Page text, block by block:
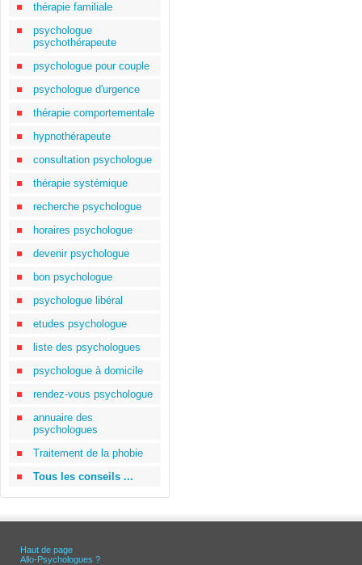
thérapie familiale
psychologue
psychothérapeute
psychologue pour couple
psychologue d'urgence
thérapie comportementale
hypnothérapeute
consultation psychologue
thérapie systémique
recherche psychologue
horaires psychologue
devenir psychologue
bon psychologue
psychologue libéral
etudes psychologue
liste des psychologues
psychologue à domicile
rendez-vous psychologue
annuaire des
psychologues
Traitement de la phobie
Tous les conseils ...
Haut de page
Allo-Psychologues ?